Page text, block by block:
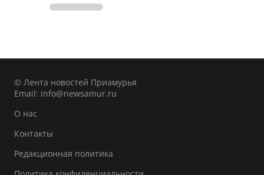
© Лента новостей Приамурья
Email: info@newsamur.ru
О нас
Контакты
Редакционная политика